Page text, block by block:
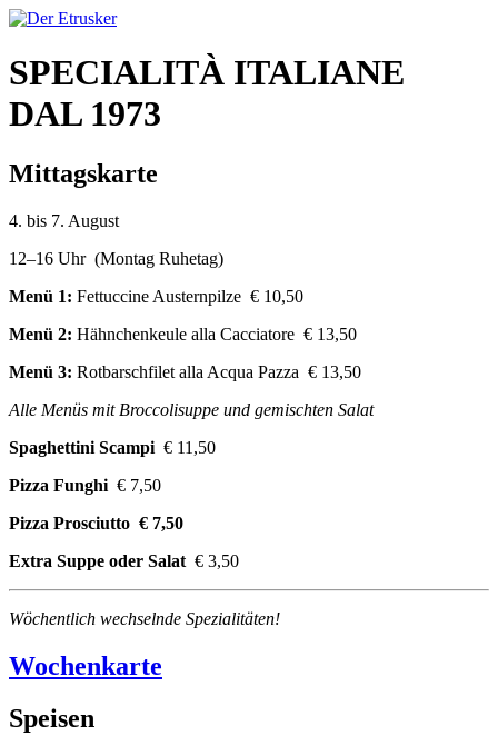
SPECIALITÀ ITALIANE
DAL 1973
Mittagskarte
4. bis 7. August
12–16 Uhr (Montag Ruhetag)
Menü 1: Fettuccine Austernpilze € 10,50
Menü 2: Hähnchenkeule alla Cacciatore € 13,50
Menü 3: Rotbarschfilet alla Acqua Pazza € 13,50
Alle Menüs mit Broccolisuppe und gemischten Salat
Spaghettini Scampi € 11,50
Pizza Funghi € 7,50
Pizza Prosciutto € 7,50
Extra Suppe oder Salat € 3,50
Wöchentlich wechselnde Spezialitäten!
Wochenkarte
Speisen